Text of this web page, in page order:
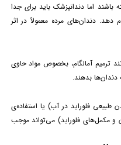
باشند اما دندانپزشکباید برای جدا
دندان‌های مرده معمولاً در اثر
ترمیم آمالگام، بخصوص مواد حاوی
دندان‌ها بدهند.
طبیعی فلوراید در آب) یا استفاده‌ی
و مکمل‌های فلوراید) می‌تواند موجب